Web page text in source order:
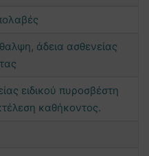
άδεια ασθενείας
ειδικού πυροσβέστη
καθήκοντος.